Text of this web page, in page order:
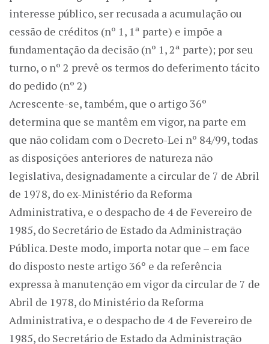
interesse público, ser recusada a acumulação ou
cessão de créditos (nº 1, 1ª parte) e impõe a
fundamentação da decisão (nº 1, 2ª parte); por seu
turno, o nº 2 prevê os termos do deferimento tácito
do pedido (nº 2)
Acrescente-se, também, que o artigo 36º
determina que se mantêm em vigor, na parte em
que não colidam com o Decreto-Lei nº 84/99, todas
as disposições anteriores de natureza não
legislativa, designadamente a circular de 7 de Abril
de 1978, do ex-Ministério da Reforma
Administrativa, e o despacho de 4 de Fevereiro de
1985, do Secretário de Estado da Administração
Pública. Deste modo, importa notar que – em face
do disposto neste artigo 36º e da referência
expressa à manutenção em vigor da circular de 7 de
Abril de 1978, do Ministério da Reforma
Administrativa, e o despacho de 4 de Fevereiro de
1985, do Secretário de Estado da Administração